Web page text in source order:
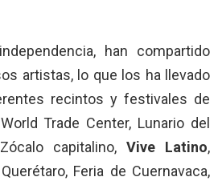
han compartido
artistas, lo que los ha llevado
recintos y festivales de
Trade Center, Lunario del
capitalino, Vive Latino,
Feria de Cuernavaca,